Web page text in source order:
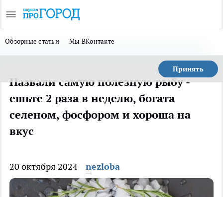
Обзорные статьи Мы ВКонтакте
Принять
Назвали самую полезную рыбу -
ешьте 2 раза в неделю, богата
селеном, фосфором и хороша на
вкус
20 октября 2024 nezloba